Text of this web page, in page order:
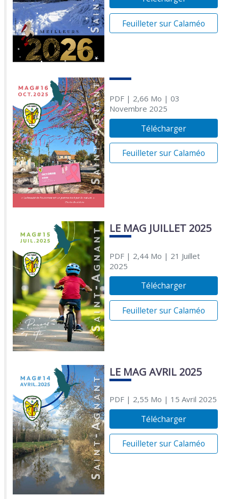
Feuilleter sur Calaméo
PDF| 2,66 Mo | 03
Novembre 2025
Télécharger
Feuilleter sur Calaméo
LE MAG JUILLET 2025
PDF| 2,44 Mo | 21 Juillet
2025
Télécharger
Feuilleter sur Calaméo
LE MAG AVRIL 2025
PDF| 2,55 Mo | 15 Avril 2025
Télécharger
Feuilleter sur Calaméo